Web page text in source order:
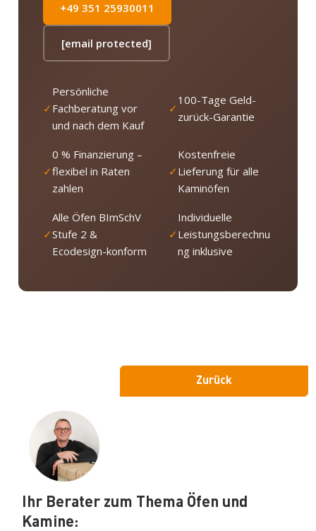
+49 351 25930011
[email protected]
✓
Persönliche
Fachberatung vor
und nach dem Kauf
✓
100-Tage Geld-
zurück-Garantie
✓
0 % Finanzierung –
flexibel in Raten
zahlen
✓
Kostenfreie
Lieferung für alle
Kaminöfen
✓
Alle Öfen BImSchV
Stufe 2 &
Ecodesign-konform
✓
Individuelle
Leistungsberechnu
ng inklusive
Zurück
Ihr Berater zum Thema Öfen und
Kamine: